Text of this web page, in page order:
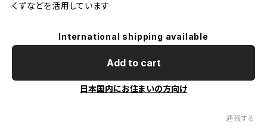
くずなどを活用しています
International shipping available
Add to cart
日本国内にお住まいの方向け
通報する